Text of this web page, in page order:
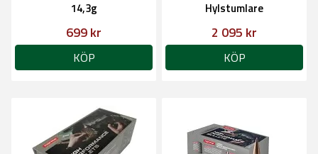
14,3g
699 kr
KÖP
Hylstumlare
2 095 kr
KÖP